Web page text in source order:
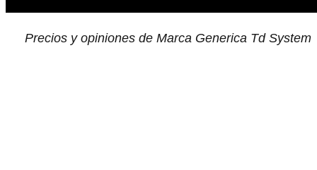
Precios y opiniones de Marca Generica Td System